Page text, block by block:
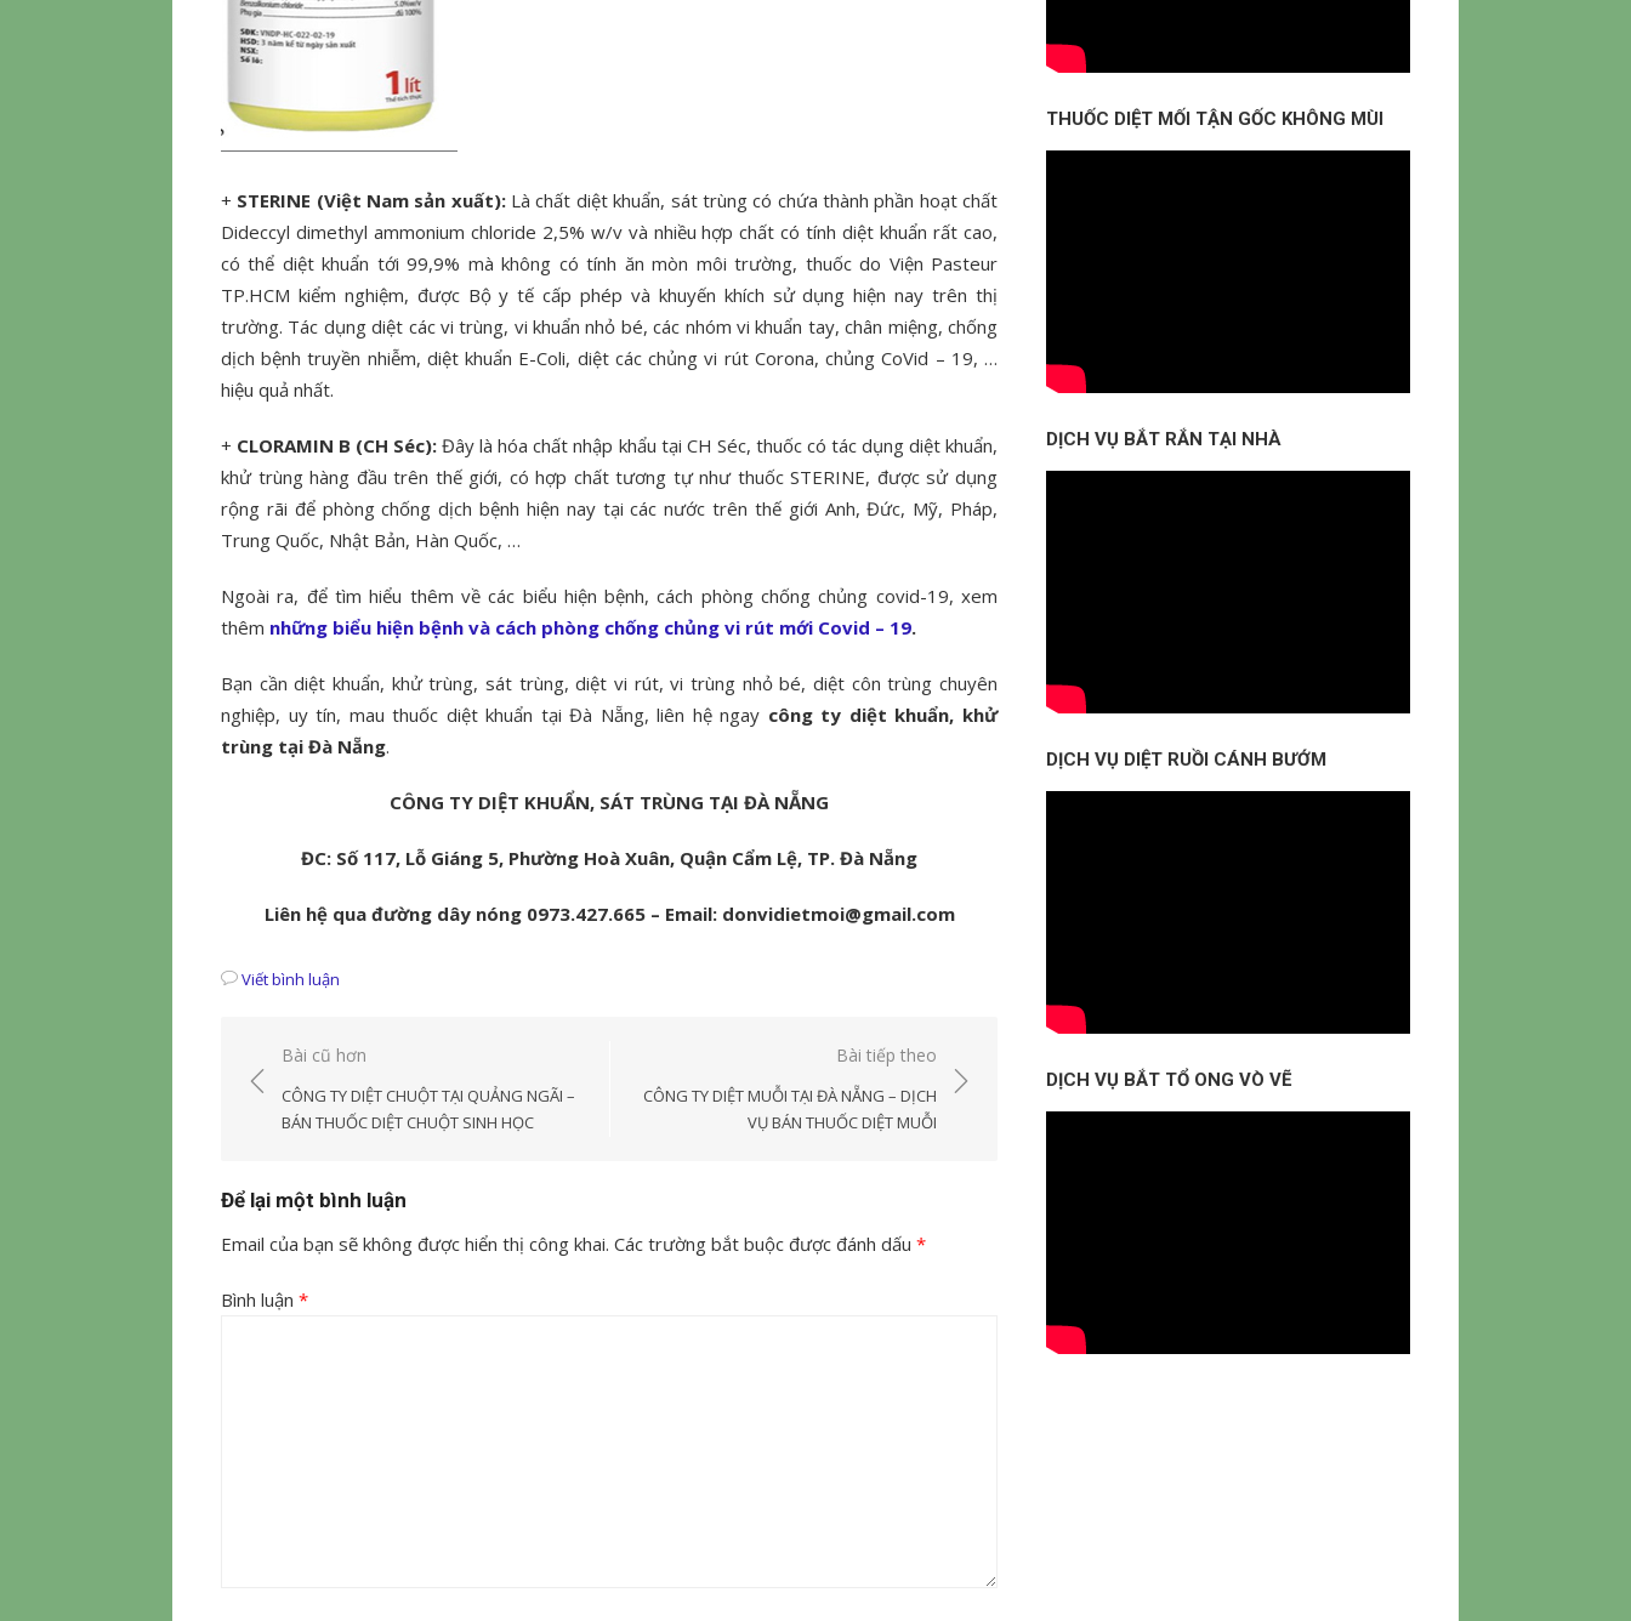
+ STERINE (Việt Nam sản xuất): Là chất diệt khuẩn, sát trùng có chứa thành phần hoạt chất
Dideccyl dimethyl ammonium chloride 2,5% w/v và nhiều hợp chất có tính diệt khuẩn rất cao,
có thể diệt khuẩn tới 99,9% mà không có tính ăn mòn môi trường, thuốc do Viện Pasteur
TP.HCM kiểm nghiệm, được Bộ y tế cấp phép và khuyến khích sử dụng hiện nay trên thị
trường. Tác dụng diệt các vi trùng, vi khuẩn nhỏ bé, các nhóm vi khuẩn tay, chân miệng, chống
dịch bệnh truyền nhiễm, diệt khuẩn E-Coli, diệt các chủng vi rút Corona, chủng CoVid – 19, …
hiệu quả nhất.
+ CLORAMIN B (CH Séc): Đây là hóa chất nhập khẩu tại CH Séc, thuốc có tác dụng diệt khuẩn,
khử trùng hàng đầu trên thế giới, có hợp chất tương tự như thuốc STERINE, được sử dụng
rộng rãi để phòng chống dịch bệnh hiện nay tại các nước trên thế giới Anh, Đức, Mỹ, Pháp,
Trung Quốc, Nhật Bản, Hàn Quốc, …
Ngoài ra, để tìm hiểu thêm về các biểu hiện bệnh, cách phòng chống chủng covid-19, xem
thêm những biểu hiện bệnh và cách phòng chống chủng vi rút mới Covid – 19.
Bạn cần diệt khuẩn, khử trùng, sát trùng, diệt vi rút, vi trùng nhỏ bé, diệt côn trùng chuyên
nghiệp, uy tín, mau thuốc diệt khuẩn tại Đà Nẵng, liên hệ ngay công ty diệt khuẩn, khử
trùng tại Đà Nẵng.
CÔNG TY DIỆT KHUẨN, SÁT TRÙNG TẠI ĐÀ NẴNG
ĐC: Số 117, Lỗ Giáng 5, Phường Hoà Xuân, Quận Cẩm Lệ, TP. Đà Nẵng
Liên hệ qua đường dây nóng 0973.427.665 – Email: donvidietmoi@gmail.com
Viết bình luận
Điều
hướng
Bài cũ hơn
CÔNG TY DIỆT CHUỘT TẠI QUẢNG NGÃI –
BÁN THUỐC DIỆT CHUỘT SINH HỌC
Bài tiếp theo
CÔNG TY DIỆT MUỖI TẠI ĐÀ NẴNG – DỊCH
VỤ BÁN THUỐC DIỆT MUỖI
Để lại một bình luận
Email của bạn sẽ không được hiển thị công khai. Các trường bắt buộc được đánh dấu *
Bình luận *
THUỐC DIỆT MỐI TẬN GỐC KHÔNG MÙI
DỊCH VỤ BẮT RẮN TẠI NHÀ
DỊCH VỤ DIỆT RUỒI CÁNH BƯỚM
DỊCH VỤ BẮT TỔ ONG VÒ VẼ